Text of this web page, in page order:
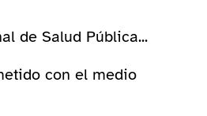
de Salud Pública...
con el medio